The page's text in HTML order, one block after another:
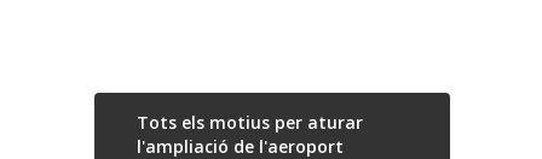
Tots els motius per aturar
l'ampliació de l'aeroport